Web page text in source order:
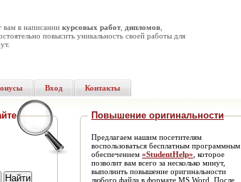
в написании курсовых работ, дипломов
повысить уникальность своей работы для
Вход Контакты
Повышение оригинальности
Предлагаем нашим посетителям
воспользоваться бесплатным программным
обеспечением «StudentHelp» , которое
позволит вам всего за несколько минут,
выполнить повышение оригинальности
любого файла в формате MS Word. После